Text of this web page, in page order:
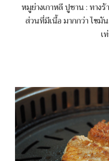
หมูย่างเกาหลี ปูซาน : ทาง
ส่วนที่มีเนื้อ มากกว่า ไขมั
เ